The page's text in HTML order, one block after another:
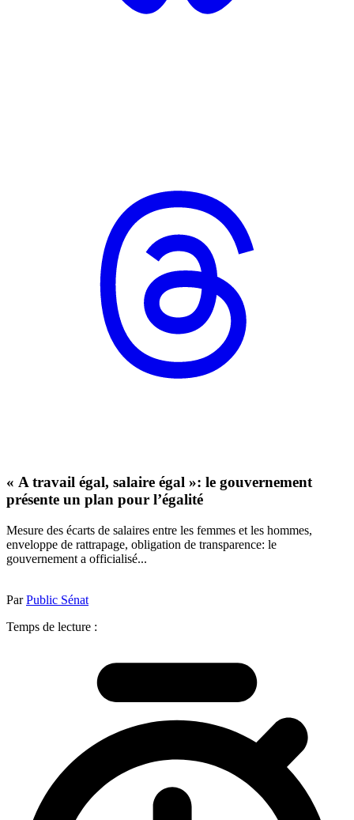
« A travail égal, salaire égal »: le gouvernement
présente un plan pour l’égalité
Mesure des écarts de salaires entre les femmes et les hommes,
enveloppe de rattrapage, obligation de transparence: le
gouvernement a officialisé...
ParPublic Sénat
Temps de lecture :